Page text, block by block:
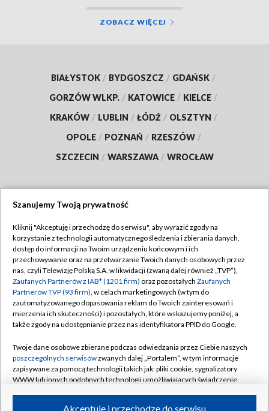
ZOBACZ WIĘCEJ
BIAŁYSTOK / BYDGOSZCZ / GDAŃSK /
GORZÓW WLKP. / KATOWICE / KIELCE /
KRAKÓW / LUBLIN / ŁÓDŹ / OLSZTYN /
OPOLE / POZNAŃ / RZESZÓW /
SZCZECIN / WARSZAWA / WROCŁAW
TVP
Abonament TVP
Emisja w TVP
Centrum informacji TVP
Naziemna Telewizja Cyfrowa
Rada Programowa
System NOS
Informacje o nadawcy
Regulamin TVP
Polityka prywatności
Moje zgody
Pomoc
Kontakt
Kanały
Szanujemy Twoją prywatność
Kliknij "Akceptuję i przechodzę do serwisu", aby wyrazić zgody na
korzystanie z technologii automatycznego śledzenia i zbierania danych,
dostęp do informacji na Twoim urządzeniu końcowym i ich
przechowywanie oraz na przetwarzanie Twoich danych osobowych przez
nas, czyli Telewizję Polską S.A. w likwidacji (zwaną dalej również „TVP”),
Zaufanych Partnerów z IAB* (1201 firm) oraz pozostałych Zaufanych
Partnerów TVP (93 firm), w celach marketingowych (w tym do
zautomatyzowanego dopasowania reklam do Twoich zainteresowań i
mierzenia ich skuteczności) i pozostałych, które wskazujemy poniżej, a
także zgody na udostępnianie przez nas identyfikatora PPID do Google.
Twoje dane osobowe zbierane podczas odwiedzania przez Ciebie naszych
poszczególnych serwisówzwanych dalej „Portalem”, w tym informacje
zapisywane za pomocą technologii takich jak: pliki cookie, sygnalizatory
WWW lub innych podobnych technologii umożliwiających świadczenie
Akceptuję i przechodzę do serwisu